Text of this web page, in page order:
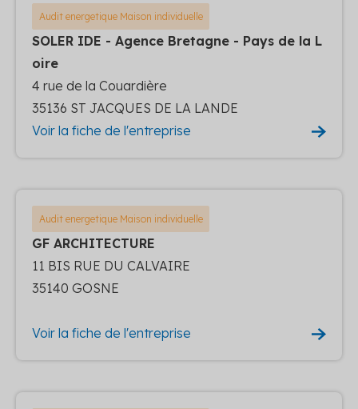
Audit energetique Maison individuelle
SOLER IDE - Agence Bretagne - Pays de la L
oire
4 rue de la Couardière
35136 ST JACQUES DE LA LANDE
Voir la fiche de l'entreprise
Audit energetique Maison individuelle
GF ARCHITECTURE
11 BIS RUE DU CALVAIRE
35140 GOSNE
Voir la fiche de l'entreprise